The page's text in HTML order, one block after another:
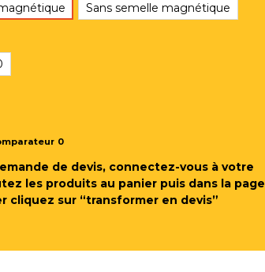
Sans semelle magnétique
0
de devis, connectez-vous à votre
les produits au panier puis dans la page
cliquez sur “transformer en devis”